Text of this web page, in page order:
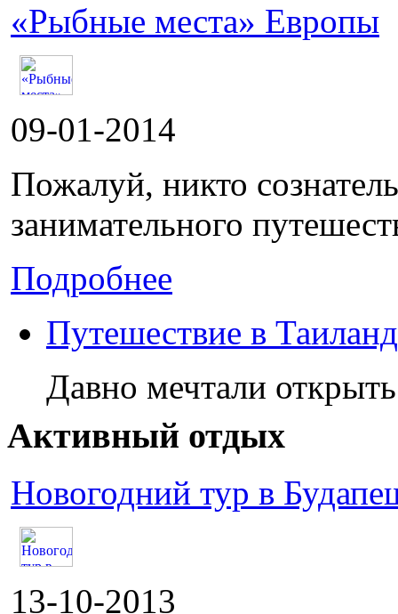
«Рыбные места» Европы
09-01-2014
Пожалуй, никто
занимательного
Подробнее
Путешествие в
Давно мечтали
Активный отдых
Новогодний тур в
13-10-2013